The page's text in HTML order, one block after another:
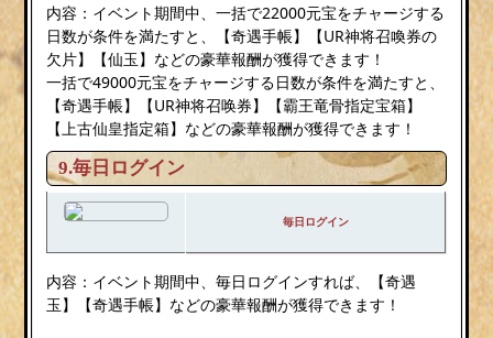
内容：イベント期間中、一括で22000元宝をチャージする
日数が条件を満たすと、【奇遇手帳】【UR神将召喚券の
欠片】【仙玉】などの豪華報酬が獲得できます！
一括で49000元宝をチャージする日数が条件を満たすと、
【奇遇手帳】【UR神将召唤券】【霸王竜骨指定宝箱】
【上古仙皇指定箱】などの豪華報酬が獲得できます！
9.毎日ログイン
毎日ログイン
内容：イベント期間中、毎日ログインすれば、【奇遇
玉】【奇遇手帳】などの豪華報酬が獲得できます！